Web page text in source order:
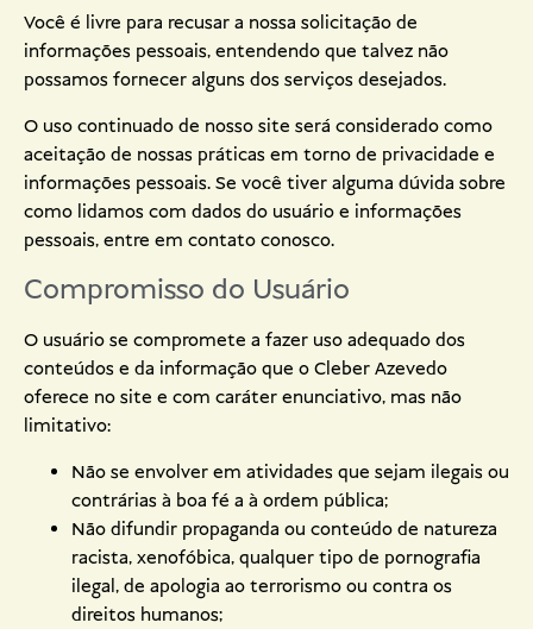
Você é livre para recusar a nossa solicitação de
informações pessoais, entendendo que talvez não
possamos fornecer alguns dos serviços desejados.
O uso continuado de nosso site será considerado como
aceitação de nossas práticas em torno de privacidade e
informações pessoais. Se você tiver alguma dúvida sobre
como lidamos com dados do usuário e informações
pessoais, entre em contato conosco.
Compromisso do Usuário
O usuário se compromete a fazer uso adequado dos
conteúdos e da informação que o Cleber Azevedo
oferece no site e com caráter enunciativo, mas não
limitativo:
Não se envolver em atividades que sejam ilegais ou
contrárias à boa fé a à ordem pública;
Não difundir propaganda ou conteúdo de natureza
racista, xenofóbica, qualquer tipo de pornografia
ilegal, de apologia ao terrorismo ou contra os
direitos humanos;